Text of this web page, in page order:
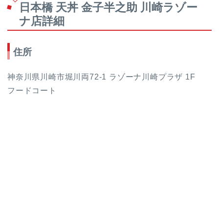
日本橋 天丼 金子半之助 川崎ラゾー
ナ店詳細
住所
神奈川県川崎市堀川両72-1 ラゾーナ川崎プラザ 1F
フードコート